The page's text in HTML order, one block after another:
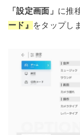
「設定画面」 に推
ード』
をタップし